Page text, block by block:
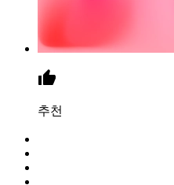
추천